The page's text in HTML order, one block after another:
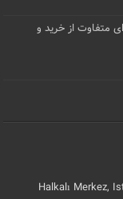
متفاوت از خرید و
Halkalı Merkez,